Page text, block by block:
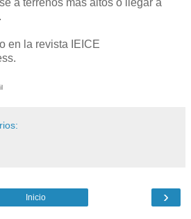
a terrenos más altos o llegar a
en la revista IEICE
›
Inicio